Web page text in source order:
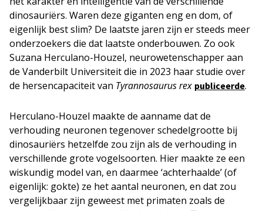
dinosauriërs. Waren deze giganten eng en dom, of
eigenlijk best slim? De laatste jaren zijn er steeds meer
onderzoekers die dat laatste onderbouwen. Zo ook
Suzana Herculano-Houzel, neurowetenschapper aan
de Vanderbilt Universiteit die in 2023 haar studie over
de hersencapaciteit van Tyrannosaurus rex publiceerde.
Herculano-Houzel maakte de aanname dat de
verhouding neuronen tegenover schedelgrootte bij
dinosauriërs hetzelfde zou zijn als de verhouding in
verschillende grote vogelsoorten. Hier maakte ze een
wiskundig model van, en daarmee ‘achterhaalde’ (of
eigenlijk: gokte) ze het aantal neuronen, en dat zou
vergelijkbaar zijn geweest met primaten zoals de